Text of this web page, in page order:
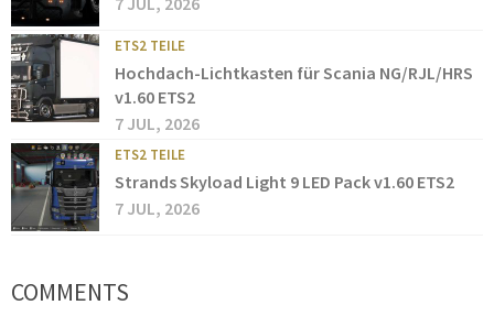
ETS2 TEILE
Hochdach-Lichtkasten für Scania NG/RJL/HRS
v1.60 ETS2
7 JUL, 2026
ETS2 TEILE
Strands Skyload Light 9 LED Pack v1.60 ETS2
7 JUL, 2026
COMMENTS